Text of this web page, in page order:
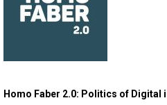
Homo Faber 2.0: Politics of Digital